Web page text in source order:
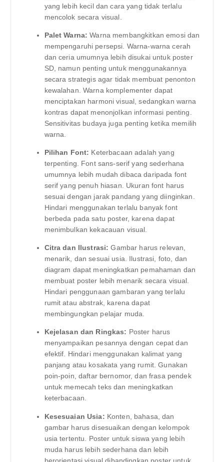
yang lebih kecil dan cara yang tidak terlalu
mencolok secara visual.
Palet Warna: Warna membangkitkan emosi dan
mempengaruhi persepsi. Warna-warna cerah
dan ceria umumnya lebih disukai untuk poster
SD, namun penting untuk menggunakannya
secara strategis agar tidak membuat penonton
kewalahan. Warna komplementer dapat
menciptakan harmoni visual, sedangkan warna
kontras dapat menonjolkan informasi penting.
Sensitivitas budaya juga penting ketika memilih
warna.
Pilihan Font: Keterbacaan adalah yang
terpenting. Font sans-serif yang sederhana
umumnya lebih mudah dibaca daripada font
serif yang penuh hiasan. Ukuran font harus
sesuai dengan jarak pandang yang diinginkan.
Hindari menggunakan terlalu banyak font
berbeda pada satu poster, karena dapat
menimbulkan kekacauan visual.
Citra dan Ilustrasi: Gambar harus relevan,
menarik, dan sesuai usia. Ilustrasi, foto, dan
diagram dapat meningkatkan pemahaman dan
membuat poster lebih menarik secara visual.
Hindari penggunaan gambaran yang terlalu
rumit atau abstrak, karena dapat
membingungkan pelajar muda.
Kejelasan dan Ringkas: Poster harus
menyampaikan pesannya dengan cepat dan
efektif. Hindari menggunakan kalimat yang
panjang atau kosakata yang rumit. Gunakan
poin-poin, daftar bernomor, dan frasa pendek
untuk memecah teks dan meningkatkan
keterbacaan.
Kesesuaian Usia: Konten, bahasa, dan
gambar harus disesuaikan dengan kelompok
usia tertentu. Poster untuk siswa yang lebih
muda harus lebih sederhana dan lebih
berorientasi visual dibandingkan poster untuk